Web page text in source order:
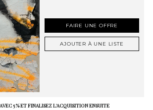
FAIRE UNE OFFRE
AJOUTER À UNE LISTE
5 % ET FINALISEZ L'ACQUISITION ENSUITE